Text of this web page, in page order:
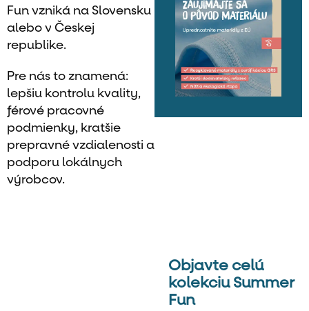
Fun vzniká na Slovensku
alebo v Českej
republike.
Pre nás to znamená:
lepšiu kontrolu kvality,
férové pracovné
podmienky, kratšie
prepravné vzdialenosti a
podporu lokálnych
výrobcov.
Objavte celú
kolekciu Summer
Fun